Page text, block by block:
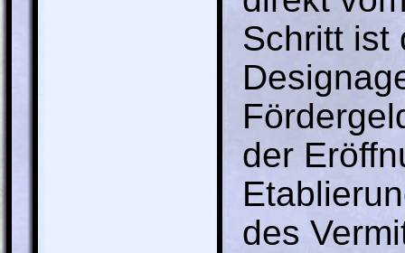
Schritt ist
der
des